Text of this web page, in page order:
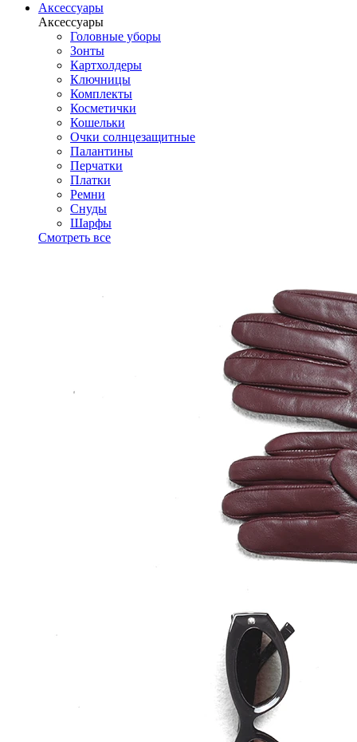
Аксессуары
Аксессуары
Головные уборы
Зонты
Картхолдеры
Ключницы
Комплекты
Косметички
Кошельки
Очки солнцезащитные
Палантины
Перчатки
Платки
Ремни
Снуды
Шарфы
Смотреть все